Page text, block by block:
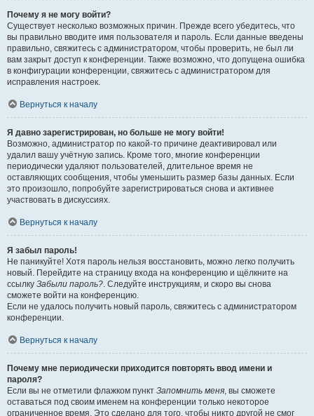
Почему я не могу войти?
Существует несколько возможных причин. Прежде всего убедитесь, что
вы правильно вводите имя пользователя и пароль. Если данные введены
правильно, свяжитесь с администратором, чтобы проверить, не был ли
вам закрыт доступ к конференции. Также возможно, что допущена ошибка
в конфигурации конференции, свяжитесь с администратором для
исправления настроек.
Вернуться к началу
Я давно зарегистрирован, но больше не могу войти!
Возможно, администратор по какой-то причине деактивировал или
удалил вашу учётную запись. Кроме того, многие конференции
периодически удаляют пользователей, длительное время не
оставляющих сообщения, чтобы уменьшить размер базы данных. Если
это произошло, попробуйте зарегистрироваться снова и активнее
участвовать в дискуссиях.
Вернуться к началу
Я забыл пароль!
Не паникуйте! Хотя пароль нельзя восстановить, можно легко получить
новый. Перейдите на страницу входа на конференцию и щёлкните на
ссылку Забыли пароль?. Следуйте инструкциям, и скоро вы снова
сможете войти на конференцию.
Если не удалось получить новый пароль, свяжитесь с администратором
конференции.
Вернуться к началу
Почему мне периодически приходится повторять ввод имени и
пароля?
Если вы не отметили флажком пункт Запомнить меня, вы сможете
оставаться под своим именем на конференции только некоторое
ограниченное время. Это сделано для того, чтобы никто другой не смог